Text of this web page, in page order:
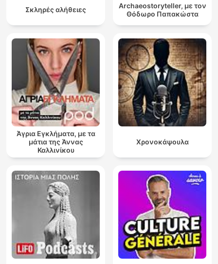
Σκληρές αλήθειες
Archaeostoryteller, με τον
Θόδωρο Παπακώστα
Άγρια Εγκλήματα, με τα
μάτια της Άννας
Καλλινίκου
Χρονοκάψουλα